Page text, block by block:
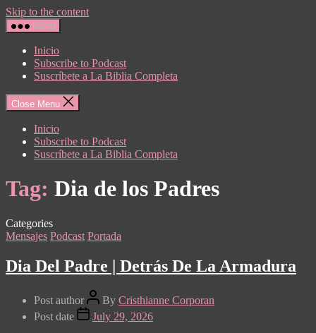
Skip to the content
Menu
Inicio
Subscribe to Podcast
Suscríbete a La Biblia Completa
Close Menu
Inicio
Subscribe to Podcast
Suscríbete a La Biblia Completa
Tag: Dia de los Padres
Categories
Mensajes Podcast Portada
Dia Del Padre | Detrás De La Armadura
Post author By Cristhianne Corporan
Post date
July 29, 2026